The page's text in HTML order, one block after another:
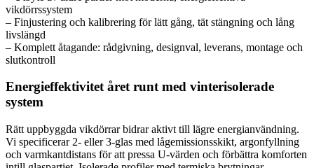
vikdörrssystem
– Finjustering och kalibrering för lätt gång, tät stängning och lång
livslängd
– Komplett åtagande: rådgivning, designval, leverans, montage och
slutkontroll
Energieffektivitet året runt med vinterisolerade
system
Rätt uppbyggda vikdörrar bidrar aktivt till lägre energianvändning.
Vi specificerar 2- eller 3-glas med lågemissionsskikt, argonfyllning
och varmkantdistans för att pressa U‑värden och förbättra komforten